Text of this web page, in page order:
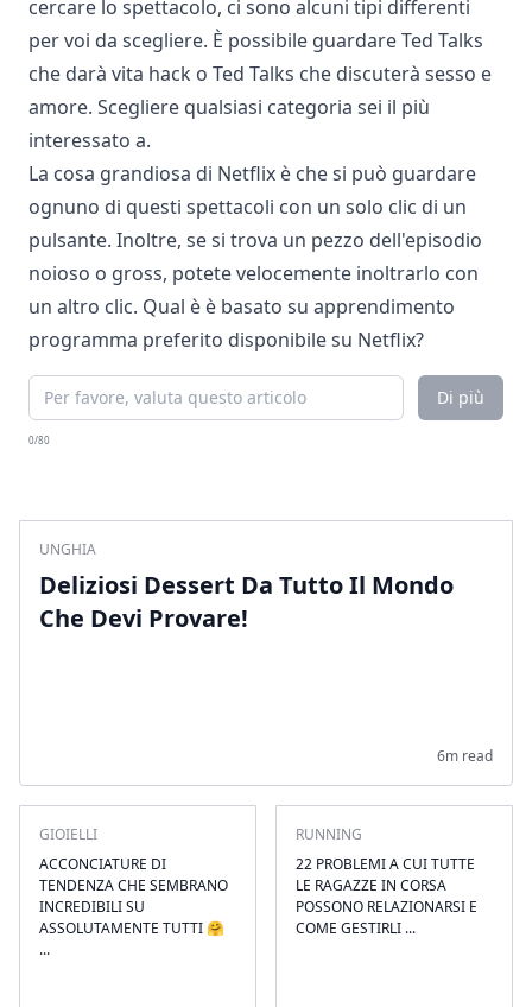
cercare lo spettacolo, ci sono alcuni tipi differenti
per voi da scegliere. È possibile guardare Ted Talks
che darà vita hack o Ted Talks che discuterà sesso e
amore. Scegliere qualsiasi categoria sei il più
interessato a.
La cosa grandiosa di Netflix è che si può guardare
ognuno di questi spettacoli con un solo clic di un
pulsante. Inoltre, se si trova un pezzo dell'episodio
noioso o gross, potete velocemente inoltrarlo con
un altro clic. Qual è è basato su apprendimento
programma preferito disponibile su Netflix?
Di più
0/80
UNGHIA
Deliziosi Dessert Da Tutto Il Mondo
Che Devi Provare!
6m read
GIOIELLI
ACCONCIATURE DI
TENDENZA CHE SEMBRANO
INCREDIBILI SU
ASSOLUTAMENTE TUTTI 🤗
...
RUNNING
22 PROBLEMI A CUI TUTTE
LE RAGAZZE IN CORSA
POSSONO RELAZIONARSI E
COME GESTIRLI ...